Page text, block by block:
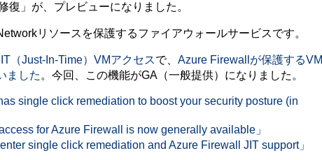
」が、プレビューになりました。
リソースを保護するファイアウォールサービスです。
（Just-In-Time）VMアクセスで、 Azure Firewallが保護するVM
ました 。今回、この機能がGA（一般提供）になりました。
single click remediation to boost your security posture (in
for Azure Firewall is now generally available」
single click remediation and Azure Firewall JIT support」